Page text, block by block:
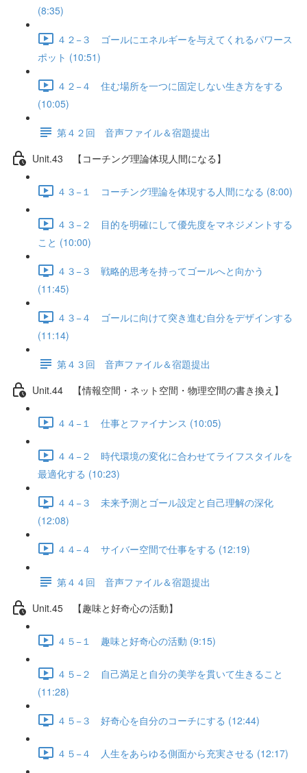
(8:35)
４２−３ ゴールにエネルギーを与えてくれるパワース
ポット (10:51)
４２−４ 住む場所を一つに固定しない生き方をする
(10:05)
第４２回 音声ファイル＆宿題提出
Unit.43 【コーチング理論体現人間になる】
４３−１ コーチング理論を体現する人間になる (8:00)
４３−２ 目的を明確にして優先度をマネジメントする
こと (10:00)
４３−３ 戦略的思考を持ってゴールへと向かう
(11:45)
４３−４ ゴールに向けて突き進む自分をデザインする
(11:14)
第４３回 音声ファイル＆宿題提出
Unit.44 【情報空間・ネット空間・物理空間の書き換え】
４４−１ 仕事とファイナンス (10:05)
４４−２ 時代環境の変化に合わせてライフスタイルを
最適化する (10:23)
４４−３ 未来予測とゴール設定と自己理解の深化
(12:08)
４４−４ サイバー空間で仕事をする (12:19)
第４４回 音声ファイル＆宿題提出
Unit.45 【趣味と好奇心の活動】
４５−１ 趣味と好奇心の活動 (9:15)
４５−２ 自己満足と自分の美学を貫いて生きること
(11:28)
４５−３ 好奇心を自分のコーチにする (12:44)
４５−４ 人生をあらゆる側面から充実させる (12:17)